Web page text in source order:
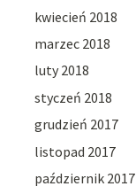
kwiecień 2018
marzec 2018
luty 2018
styczeń 2018
grudzień 2017
listopad 2017
październik 2017